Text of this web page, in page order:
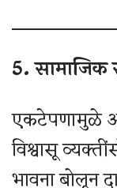
5. सामाजिक
एकटेपणामुळे
विश्वासू
भावना बोलून